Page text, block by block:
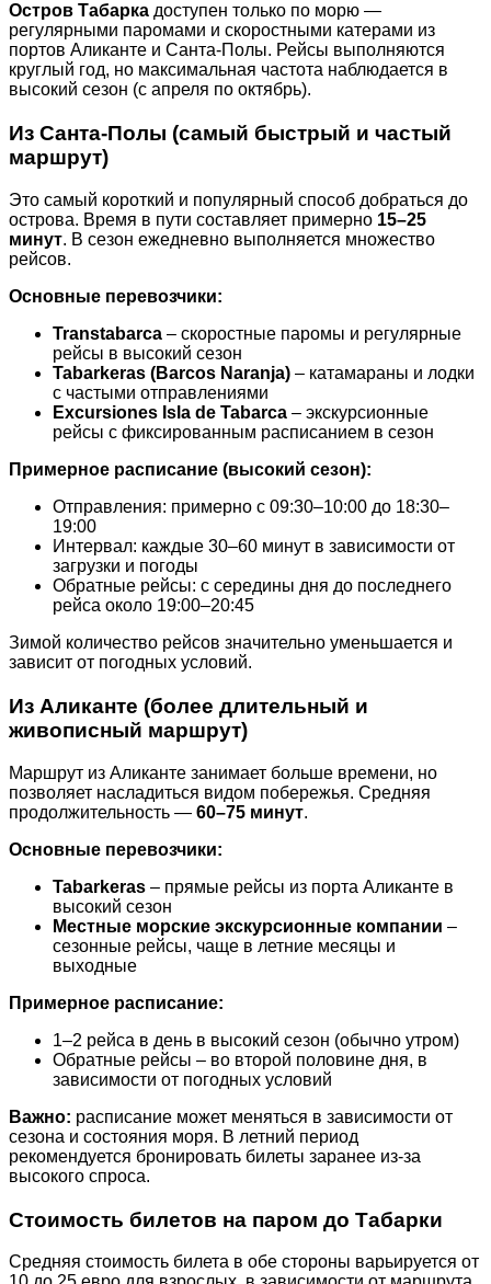
Остров Табарка доступен только по морю —
регулярными паромами и скоростными катерами из
портов Аликанте и Санта-Полы. Рейсы выполняются
круглый год, но максимальная частота наблюдается в
высокий сезон (с апреля по октябрь).
Из Санта-Полы (самый быстрый и частый
маршрут)
Это самый короткий и популярный способ добраться до
острова. Время в пути составляет примерно 15–25
минут. В сезон ежедневно выполняется множество
рейсов.
Основные перевозчики:
Transtabarca – скоростные паромы и регулярные
рейсы в высокий сезон
Tabarkeras (Barcos Naranja) – катамараны и лодки
с частыми отправлениями
Excursiones Isla de Tabarca – экскурсионные
рейсы с фиксированным расписанием в сезон
Примерное расписание (высокий сезон):
Отправления: примерно с 09:30–10:00 до 18:30–
19:00
Интервал: каждые 30–60 минут в зависимости от
загрузки и погоды
Обратные рейсы: с середины дня до последнего
рейса около 19:00–20:45
Зимой количество рейсов значительно уменьшается и
зависит от погодных условий.
Из Аликанте (более длительный и
живописный маршрут)
Маршрут из Аликанте занимает больше времени, но
позволяет насладиться видом побережья. Средняя
продолжительность — 60–75 минут.
Основные перевозчики:
Tabarkeras – прямые рейсы из порта Аликанте в
высокий сезон
Местные морские экскурсионные компании –
сезонные рейсы, чаще в летние месяцы и
выходные
Примерное расписание:
1–2 рейса в день в высокий сезон (обычно утром)
Обратные рейсы – во второй половине дня, в
зависимости от погодных условий
Важно: расписание может меняться в зависимости от
сезона и состояния моря. В летний период
рекомендуется бронировать билеты заранее из-за
высокого спроса.
Стоимость билетов на паром до Табарки
Средняя стоимость билета в обе стороны варьируется от